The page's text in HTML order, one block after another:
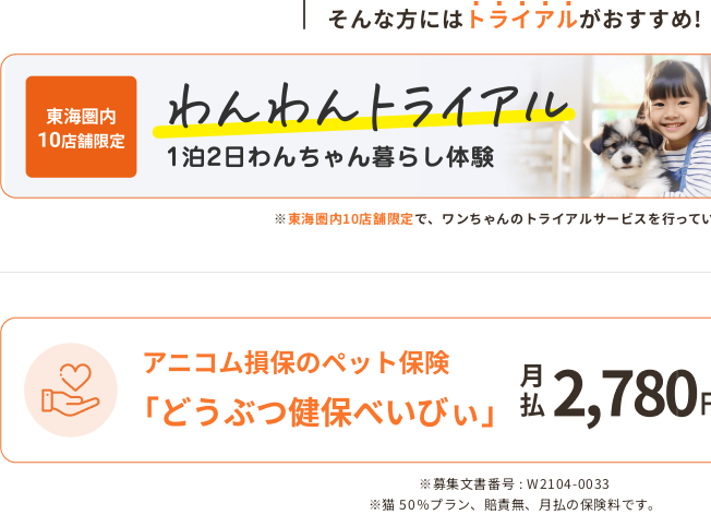
そんな方には トライアルがおすすめ!
※東海圏内10店舗限定で、ワンちゃんのトライアルサービスを行ってい
※募集文書番号 : W2104-0033
※猫 50％プラン、賠責無、月払の保険料です。